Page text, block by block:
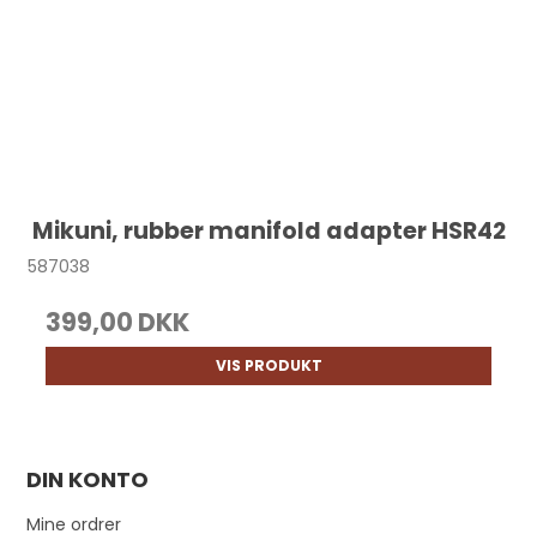
Mikuni, rubber manifold adapter HSR42
587038
399,00 DKK
VIS PRODUKT
DIN KONTO
Mine ordrer